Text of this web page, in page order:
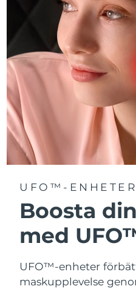
UFO™-ENHETER
Boosta
med
UFO™-enheter
maskupplevelse
Förenade
Arabemiraten
Storbritannien
USA
Uzbekistan
Vietnam